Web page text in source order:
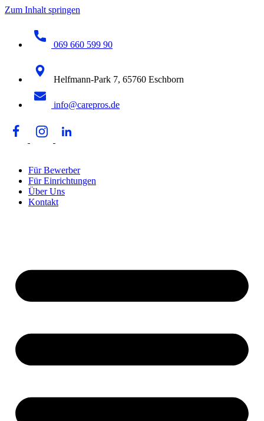
Zum Inhalt springen
069 660 599 90
Helfmann-Park 7, 65760 Eschborn
info@carepros.de
Für Bewerber
Für Einrichtungen
Über Uns
Kontakt